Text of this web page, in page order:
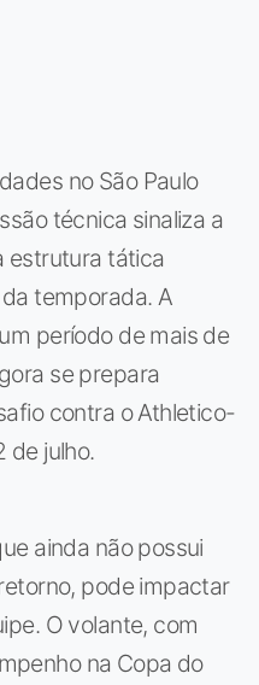
no São Paulo
técnica sinaliza a
estrutura tática
temporada. A
período de mais de
se prepara
contra o Athletico-
de julho.
ainda não possui
pode impactar
O volante, com
na Copa do